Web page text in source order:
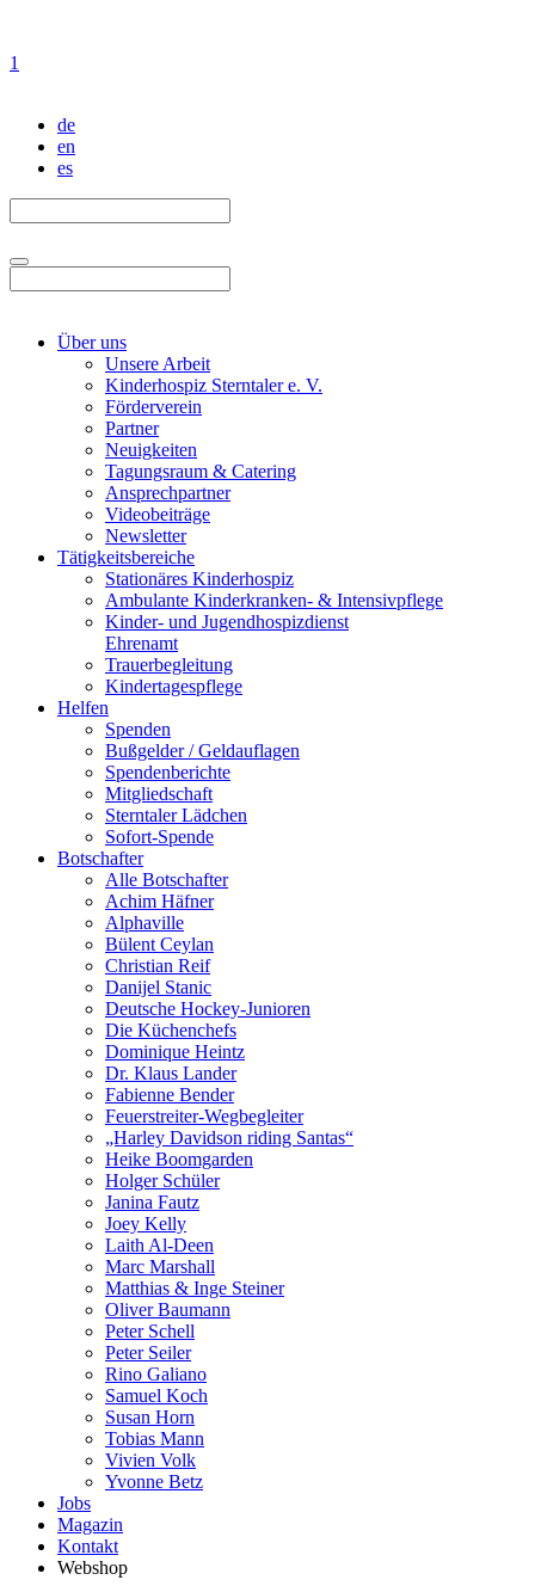
1
de
en
es
Über uns
Unsere Arbeit
Kinderhospiz Sterntaler e. V.
Förderverein
Partner
Neuigkeiten
Tagungsraum & Catering
Ansprechpartner
Videobeiträge
Newsletter
Tätigkeitsbereiche
Stationäres Kinderhospiz
Ambulante Kinderkranken- & Intensivpflege
Kinder- und Jugendhospizdienst
Ehrenamt
Trauerbegleitung
Kindertagespflege
Helfen
Spenden
Bußgelder / Geldauflagen
Spendenberichte
Mitgliedschaft
Sterntaler Lädchen
Sofort-Spende
Botschafter
Alle Botschafter
Achim Häfner
Alphaville
Bülent Ceylan
Christian Reif
Danijel Stanic
Deutsche Hockey-Junioren
Die Küchenchefs
Dominique Heintz
Dr. Klaus Lander
Fabienne Bender
Feuerstreiter-Wegbegleiter
„Harley Davidson riding Santas“
Heike Boomgarden
Holger Schüler
Janina Fautz
Joey Kelly
Laith Al-Deen
Marc Marshall
Matthias & Inge Steiner
Oliver Baumann
Peter Schell
Peter Seiler
Rino Galiano
Samuel Koch
Susan Horn
Tobias Mann
Vivien Volk
Yvonne Betz
Jobs
Magazin
Kontakt
Webshop